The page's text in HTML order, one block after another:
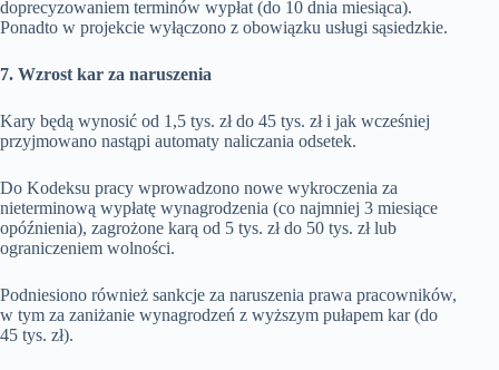
doprecyzowaniem terminów wypłat (do 10 dnia miesiąca).
Ponadto w projekcie wyłączono z obowiązku usługi sąsiedzkie.
7. Wzrost kar za naruszenia
Kary będą wynosić od 1,5 tys. zł do 45 tys. zł i jak wcześniej
przyjmowano nastąpi automaty naliczania odsetek.
Do Kodeksu pracy wprowadzono nowe wykroczenia za
nieterminową wypłatę wynagrodzenia (co najmniej 3 miesiące
opóźnienia), zagrożone karą od 5 tys. zł do 50 tys. zł lub
ograniczeniem wolności.
Podniesiono również sankcje za naruszenia prawa pracowników,
w tym za zaniżanie wynagrodzeń z wyższym pułapem kar (do
45 tys. zł).